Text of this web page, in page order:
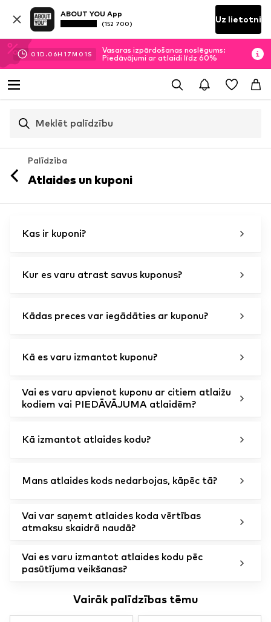
ABOUT YOU App
(152 700) Uz lietotni
01D.06H 17M 00S
Vasaras izpārdošanas noslēgums:
Piedāvājumi ar atlaidi līdz 60%
Vairāk palīdzības tēmu
Meklēt palīdzību
Palīdzība
Atlaides un kuponi
Kas ir kuponi?
Kur es varu atrast savus kuponus?
Kādas preces var iegādāties ar kuponu?
Kā es varu izmantot kuponu?
Vai es varu apvienot kuponu ar citiem atlaižu
kodiem vai PIEDĀVĀJUMA atlaidēm?
Kā izmantot atlaides kodu?
Mans atlaides kods nedarbojas, kāpēc tā?
Vai var saņemt atlaides koda vērtības
atmaksu skaidrā naudā?
Vai es varu izmantot atlaides kodu pēc
pasūtījuma veikšanas?